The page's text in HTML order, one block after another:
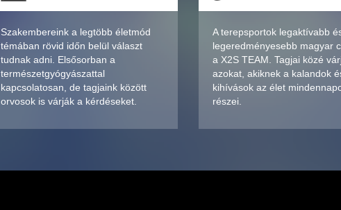
Szakembereink a legtöbb életmód
témában rövid időn belül választ
tudnak adni. Elsősorban a
természetgyógyászattal
kapcsolatosan, de tagjaink között
orvosok is várják a kérdéseket.
A terepsportok legaktívabb
legeredményesebb magyar
a X2S TEAM. Tagjai közé
azokat, akiknek a kalandok
kihívások az élet
részei.